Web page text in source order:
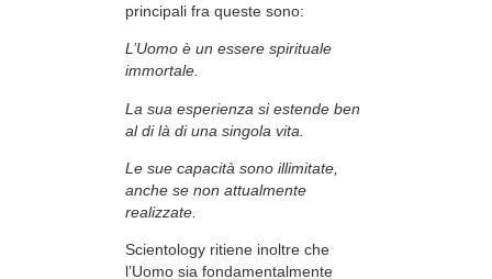
principali fra queste sono:
L’Uomo è un essere spirituale
immortale.
La sua esperienza si estende ben
al di là di una singola vita.
Le sue capacità sono illimitate,
anche se non attualmente
realizzate.
Scientology ritiene inoltre che
l’Uomo sia fondamentalmente